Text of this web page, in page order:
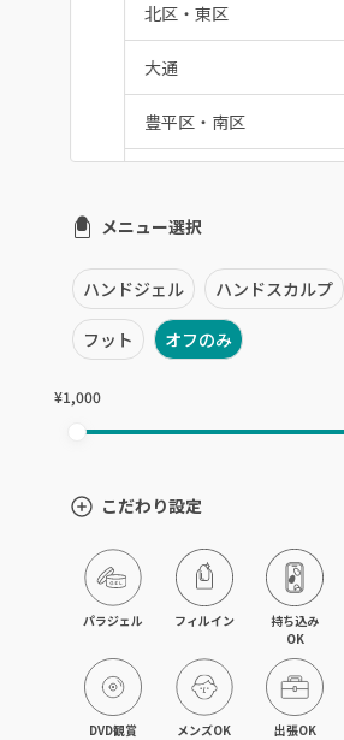
北区・東区
大通
豊平区・南区
円山周辺
白石区・厚別区・清田区
すすきの・市電沿線
室蘭・登別・苫小牧
旭川・滝川
網走・北見
釧路・根室
帯広・十勝
メニュー選択
ハンドジェル ハンドスカルプ
フット オフのみ
¥1,000
こだわり設定
パラジェル フィルイン
持ち込み
OK
DVD観賞 メンズOK 出張OK